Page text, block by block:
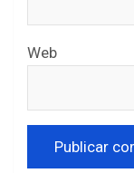
Web